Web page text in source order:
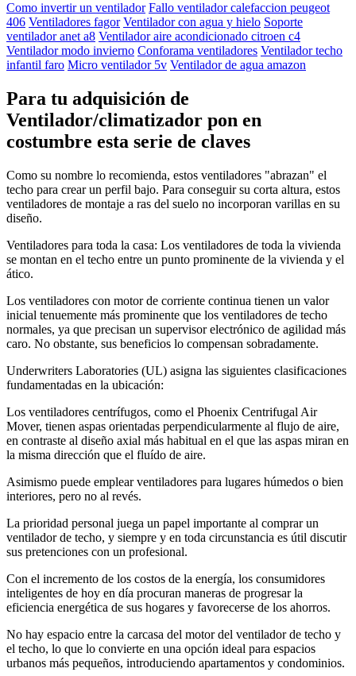
Como invertir un ventilador Fallo ventilador calefaccion peugeot
406 Ventiladores fagor Ventilador con agua y hielo Soporte
ventilador anet a8 Ventilador aire acondicionado citroen c4
Ventilador modo invierno Conforama ventiladores Ventilador techo
infantil faro Micro ventilador 5v Ventilador de agua amazon
Para tu adquisición de
Ventilador/climatizador pon en
costumbre esta serie de claves
Como su nombre lo recomienda, estos ventiladores "abrazan" el
techo para crear un perfil bajo. Para conseguir su corta altura, estos
ventiladores de montaje a ras del suelo no incorporan varillas en su
diseño.
Ventiladores para toda la casa: Los ventiladores de toda la vivienda
se montan en el techo entre un punto prominente de la vivienda y el
ático.
Los ventiladores con motor de corriente continua tienen un valor
inicial tenuemente más prominente que los ventiladores de techo
normales, ya que precisan un supervisor electrónico de agilidad más
caro. No obstante, sus beneficios lo compensan sobradamente.
Underwriters Laboratories (UL) asigna las siguientes clasificaciones
fundamentadas en la ubicación:
Los ventiladores centrífugos, como el Phoenix Centrifugal Air
Mover, tienen aspas orientadas perpendicularmente al flujo de aire,
en contraste al diseño axial más habitual en el que las aspas miran en
la misma dirección que el fluído de aire.
Asimismo puede emplear ventiladores para lugares húmedos o bien
interiores, pero no al revés.
La prioridad personal juega un papel importante al comprar un
ventilador de techo, y siempre y en toda circunstancia es útil discutir
sus pretenciones con un profesional.
Con el incremento de los costos de la energía, los consumidores
inteligentes de hoy en día procuran maneras de progresar la
eficiencia energética de sus hogares y favorecerse de los ahorros.
No hay espacio entre la carcasa del motor del ventilador de techo y
el techo, lo que lo convierte en una opción ideal para espacios
urbanos más pequeños, introduciendo apartamentos y condominios.